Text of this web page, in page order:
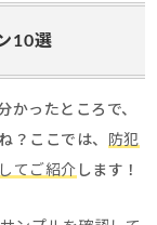
10選
かったところで、
？ここでは、
防犯
てご紹介 します！